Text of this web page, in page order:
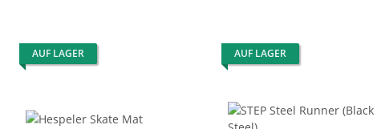
AUF LAGER AUF LAGER